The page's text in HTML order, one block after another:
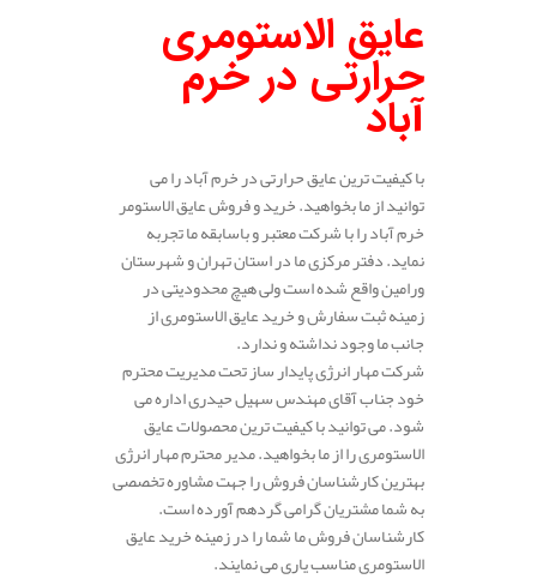
عایق الاستومری
حرارتی در خرم
آباد
با کیفیت ترین عایق حرارتی در خرم آباد را می
توانید از ما بخواهید. خرید و فروش عایق الاستومر
خرم آباد را با شرکت معتبر و باسابقه ما تجربه
نماید. دفتر مرکزی ما در استان تهران و شهرستان
ورامین واقع شده است ولی هیچ محدودیتی در
زمینه ثبت سفارش و خرید عایق الاستومری از
جانب ما وجود نداشته و ندارد.
شرکت مهار انرژی پایدار ساز تحت مدیریت محترم
خود جناب آقای مهندس سهیل حیدری اداره می
شود. می توانید با کیفیت ترین محصولات عایق
الاستومری را از ما بخواهید. مدیر محترم مهار انرژی
بهترین کارشناسان فروش را جهت مشاوره تخصصی
به شما مشتریان گرامی گردهم آورده است.
کارشناسان فروش ما شما را در زمینه خرید عایق
الاستومری مناسب یاری می نمایند.